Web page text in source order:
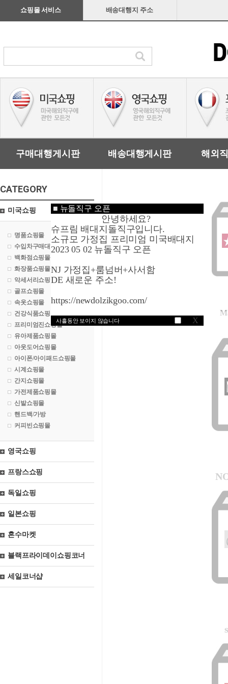
■ 뉴돌직구 오픈
안녕하세요?
슈프림 배대지돌직구입니다.
소규모 가정집 프리미엄 미국배대지
2023 05 02 뉴돌직구 오픈
NJ 가정집+룸넘버+사서함
DE 새로운 주소!
https://newdolzikgoo.com/
사흘동안 보이지 않습니다 X
쇼핑몰 서비스 배송대행지 주소
구매대행게시판 배송대행게시판 해외
CATEGORY
미국쇼핑
명품쇼핑몰
수입차구매대행
백화점쇼핑몰
화장품쇼핑몰
악세서리쇼핑몰
골프쇼핑몰
속옷쇼핑몰
건강식품쇼핑몰
프리미엄진쇼핑몰
유아제품쇼핑몰
아웃도어쇼핑몰
아이폰/아이패드쇼핑몰
시계쇼핑몰
간지쇼핑몰
가전제품쇼핑몰
신발쇼핑몰
핸드백/가방
커피빈쇼핑몰
영국쇼핑
프랑스쇼핑
독일쇼핑
일본쇼핑
혼수마켓
블랙프라이데이쇼핑코너
세일코너샵